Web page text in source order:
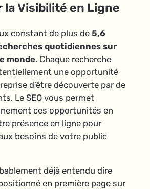
la Visibilité en Ligne
constant de plus de 5,6
quotidiennes sur
monde. Chaque recherche
une opportunité
d’être découverte par de
Le SEO vous permet
ces opportunités en
présence en ligne pour
besoins de votre public
déjà entendu dire
en première page sur